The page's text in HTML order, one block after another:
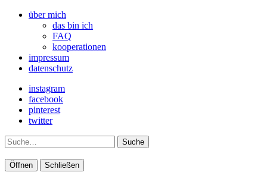
über mich
das bin ich
FAQ
kooperationen
impressum
datenschutz
instagram
facebook
pinterest
twitter
Suche
Öffnen Schließen